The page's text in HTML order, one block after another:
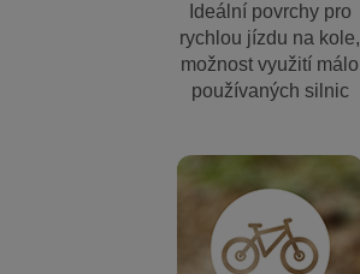
Ideální povrchy pro
rychlou jízdu na kole,
možnost využití málo
používaných silnic